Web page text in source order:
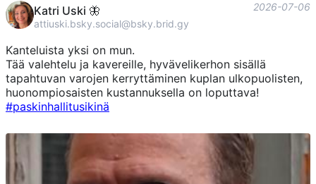
Katri Uski 🦋
attiuski.bsky.social@bsky.brid.gy
2026-07-06
Kanteluista yksi on mun.
Tää valehtelu ja kavereille, hyvävelikerhon sisällä
tapahtuvan varojen kerryttäminen kuplan ulkopuolisten,
huonompiosaisten kustannuksella on loputtava!
#paskinhallitusikinä